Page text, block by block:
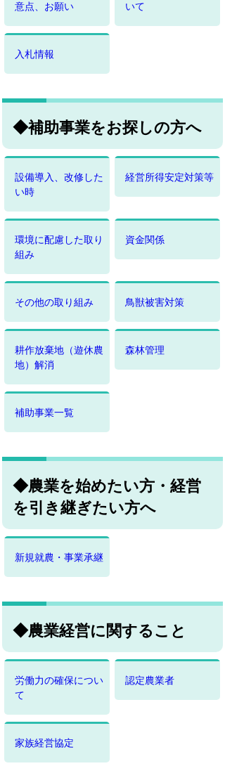
意点、お願い
いて
入札情報
◆補助事業をお探しの方へ
設備導入、改修した
い時
経営所得安定対策等
環境に配慮した取り
組み
資金関係
その他の取り組み 鳥獣被害対策
耕作放棄地（遊休農
地）解消
森林管理
補助事業一覧
◆農業を始めたい方・経営
を引き継ぎたい方へ
新規就農・事業承継
◆農業経営に関すること
労働力の確保につい
て
認定農業者
家族経営協定